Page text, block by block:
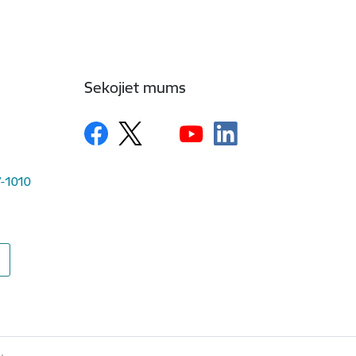
1010
Sekojiet mums